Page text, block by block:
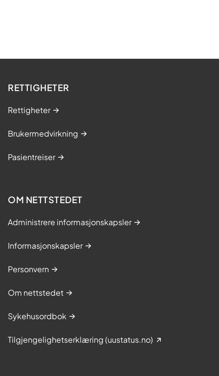
RETTIGHETER
Rettigheter
Brukermedvirkning
Pasientreiser
OM NETTSTEDET
Administrere informasjonskapsler
Informasjonskapsler
Personvern
Om nettstedet
Sykehusordbok
Tilgjengelighetserklæring (uustatus.no)